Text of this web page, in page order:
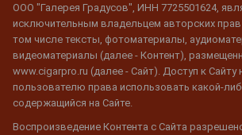
ООО "Галерея Градусов", ИНН 7725501624,
исключительным владельцем авторских
том числе тексты, фотоматериалы,
видеоматериалы (далее - Контент),
www.cigarpro.ru (далее - Сайт). Доступ к Сайту
пользователю права использовать какой-
содержащийся на Сайте.
Воспроизведение Контента с Сайта